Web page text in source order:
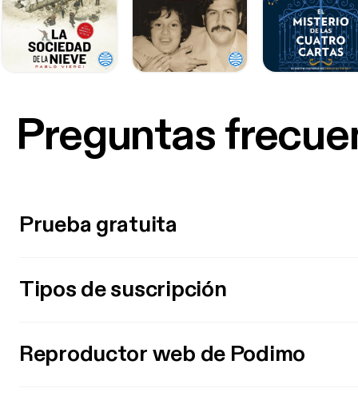
Preguntas
Prueba gratuita
Tipos de suscripción
Reproductor web de Podimo